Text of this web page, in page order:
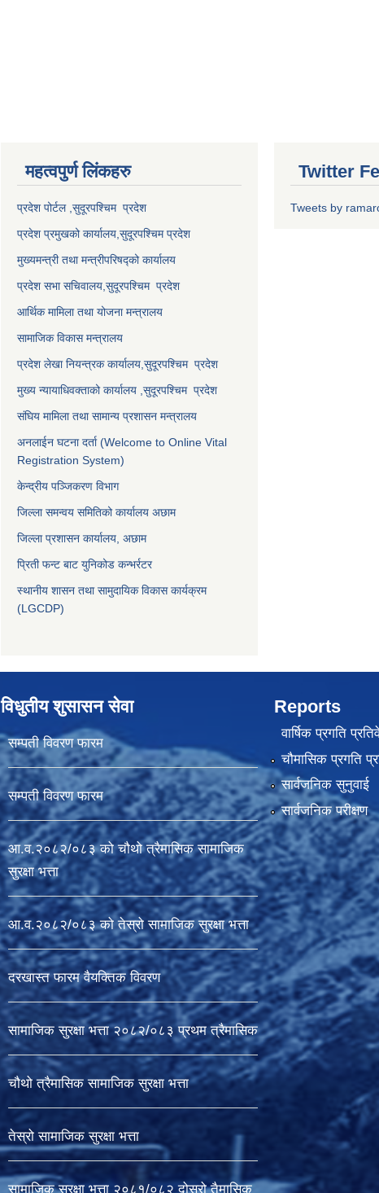
महत्वपुर्ण लि‌ंकहरु
प्रदेश पोर्टल ,सुदूरपश्चिम प्रदेश
प्रदेश प्रमुखको कार्यालय, सुदूरपश्चिमप्रदेश
मुख्यमन्त्री तथा मन्त्रीपरिषद्को कार्यालय
प्रदेश सभा सचिवालय, सुदूरपश्चिम प्रदेश
आर्थिक मामिला तथा योजना मन्त्रालय
सामाजिक विकास मन्त्रालय
प्रदेश लेखा नियन्त्रक कार्यालय, सुदूरपश्चिम प्रदेश
मुख्य न्यायाधिवक्ताको कार्यालय , सुदूरपश्चिम प्रदेश
संघिय मामिला तथा सामान्य प्रशासन मन्त्रालय
अनलाईन घटना दर्ता (Welcome to Online Vital
Registration System)
केन्द्रीय पञ्जिकरण विभाग
जिल्ला समन्वय समितिको कार्यालय अछाम
जिल्ला प्रशासन कार्यालय, अछाम
प्रिती फन्ट बाट युनिकोड कन्भर्रटर
स्थानीय शासन तथा सामुदायिक विकास कार्यक्रम
(LGCDP)
Twitter
Tweets by
विधुतीय शुसासन सेवा
सम्पती विवरण फारम
सम्पती विवरण फारम
आ.व.२०८२/०८३ को चौथो त्रैमासिक सामाजिक
सुरक्षा भत्ता
आ.व.२०८२/०८३ को तेस्रो सामाजिक सुरक्षा भत्ता
दरखास्त फारम वैयक्तिक विवरण
सामाजिक सुरक्षा भत्ता २०८२/०८३ प्रथम त्रैमासिक
चौथो त्रैमासिक सामाजिक सुरक्षा भत्ता
तेस्रो सामाजिक सुरक्षा भत्ता
सामाजिक सुरक्षा भत्ता २०८१/०८२ दोस्रो तैमासिक
Reports
वार्षिक प्रगति
चौमासिक प्रगति
सार्वजनिक सुनुवाई
सार्वजनिक परीक्षण